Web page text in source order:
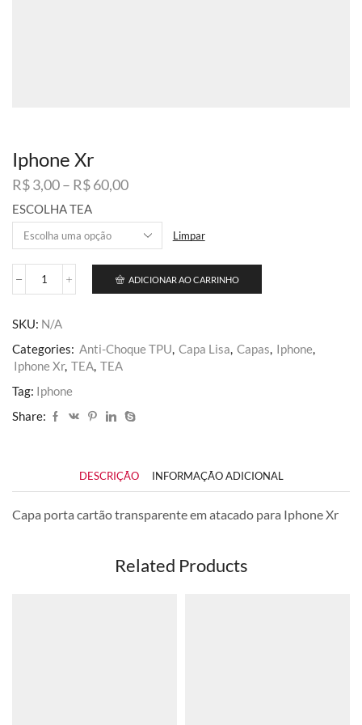
Iphone Xr
R$3,00– R$60,00Faixa
preço:
R$ 3,00
através
R$ 60,00
ESCOLHA TEA
Limpar
Iphone
ADICIONAR AO CARRINHO
SKU: N/A
Categories: Anti-Choque TPU, Capa Lisa, Capas, Iphone,
Iphone Xr, TEA, TEA
Tag: Iphone
Share:
DESCRIÇÃO INFORMAÇÃO ADICIONAL
Capa porta cartão transparente em atacado para Iphone Xr
Related Products